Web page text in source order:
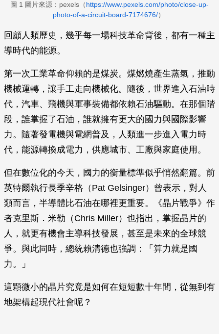
圖 1 圖片來源：pexels（https://www.pexels.com/photo/close-up-
photo-of-a-circuit-board-7174676/）
回顧人類歷史，幾乎每一場科技革命背後，都有一種主
導時代的能源。
第一次工業革命仰賴的是煤炭。煤燃燒產生蒸氣，推動
機械運轉，讓手工走向機械化。隨後，世界進入石油時
代，汽車、飛機與軍事裝備都依賴石油驅動。在那個階
段，誰掌握了石油，誰就擁有更大的國力與國際影響
力。隨著發電機與電網普及，人類進一步進入電力時
代，能源轉換成電力，供應城市、工廠與家庭使用。
但在數位化的今天，國力的衡量標準似乎悄然翻篇。前
英特爾執行長季辛格（Pat Gelsinger）曾表示，對人
類而言，半導體比石油在哪裡更重要。《晶片戰爭》作
者克里斯．米勒（Chris Miller）也指出，掌握晶片的
人，就更有機會主導科技發展，甚至是未來的全球競
爭。與此同時，總統賴清德也強調：「算力就是國
力。」
這顆微小的晶片究竟是如何在短短數十年間，從無到有
地架構起現代社會呢？